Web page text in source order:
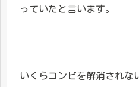
っていたと言います。
いくらコンビを解消されな